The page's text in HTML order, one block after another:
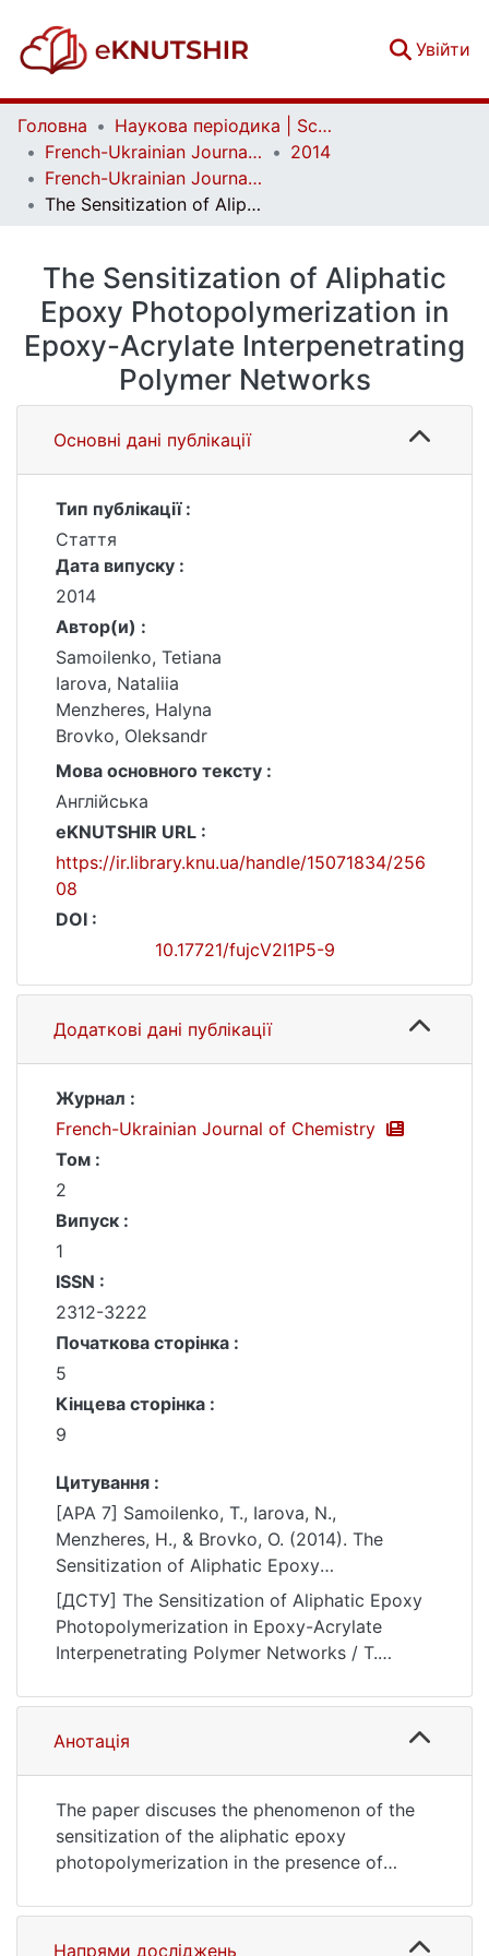
Увійти
Головна
Наукова періодика | Scientific periodicals
French-Ukrainian Journal of Chemistry
2014
French-Ukrainian Journal of Chemistry. Vol. 2 No. 1
The Sensitization of Aliphatic Epoxy Photopolymerization in Epoxy-Acrylate Interpenetrating Polymer Networks
The Sensitization of Aliphatic
Epoxy Photopolymerization in
Epoxy-Acrylate Interpenetrating
Polymer Networks
Основні дані публікації
Тип публікації :
Стаття
Дата випуску :
2014
Автор(и) :
Samoilenko, Tetiana
Iarova, Nataliia
Menzheres, Halyna
Brovko, Oleksandr
Мова основного тексту :
Англійська
eKNUTSHIR URL :
https://ir.library.knu.ua/handle/15071834/256
08
DOI :
10.17721/fujcV2I1P5-9
Додаткові дані публікації
Журнал :
French-Ukrainian Journal of Chemistry
Том :
2
Випуск :
1
ISSN :
2312-3222
Початкова сторінка :
5
Кінцева сторінка :
9
Цитування :
[APA 7] Samoilenko, T., Iarova, N.,
Menzheres, H., & Brovko, O. (2014). The
Sensitization of Aliphatic Epoxy
Photopolymerization in Epoxy-Acrylate
Interpenetrating Polymer Networks. French-
Ukrainian Journal of Chemistry, 2(1), 5–9.
https://doi.org/10.17721/fujcV2I1P5-9
[ДСТУ] The Sensitization of Aliphatic Epoxy
Photopolymerization in Epoxy-Acrylate
Interpenetrating Polymer Networks / T.
Chemistry. 2014. Vol. 2, no. 1. P. 5—9. DOI:
10.17721/fujcV2I1P5-9 (date of access:
25.07.2026).
Анотація
The paper discuses the phenomenon of the
sensitization of the aliphatic epoxy
photopolymerization in the presence of
acrylate interpenetrating polymer networks.
The photopolymerization process was
Напрями досліджень